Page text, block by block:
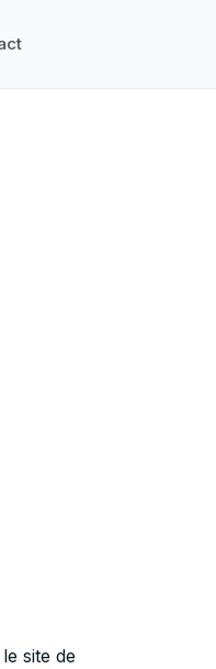
site de